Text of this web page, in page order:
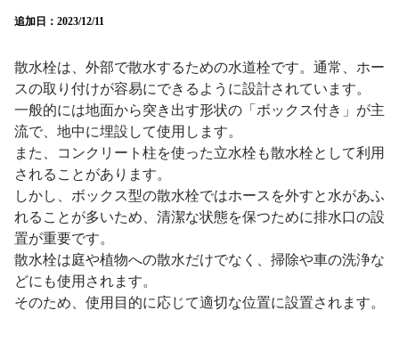
追加日： 2023/12/11
散水栓は、外部で散水するための水道栓です。通常、ホー
スの取り付けが容易にできるように設計されています。
一般的には地面から突き出す形状の「ボックス付き」が主
流で、地中に埋設して使用します。
また、コンクリート柱を使った立水栓も散水栓として利用
されることがあります。
しかし、ボックス型の散水栓ではホースを外すと水があふ
れることが多いため、清潔な状態を保つために排水口の設
置が重要です。
散水栓は庭や植物への散水だけでなく、掃除や車の洗浄な
どにも使用されます。
そのため、使用目的に応じて適切な位置に設置されます。